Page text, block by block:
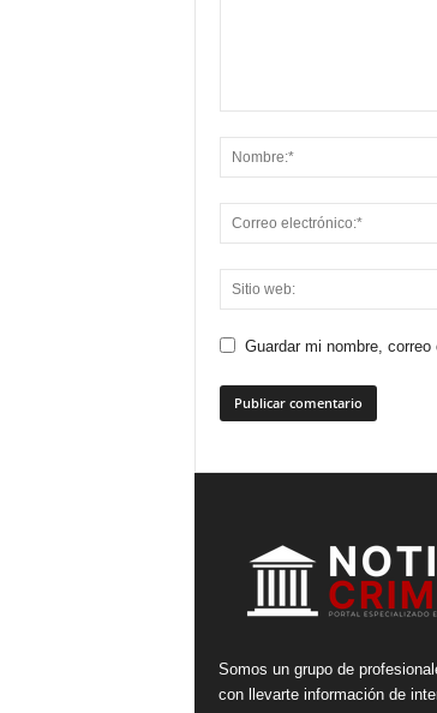
Guardar mi nombre,
Somos un grupo de
con llevarte información de